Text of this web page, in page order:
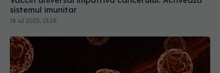
sistemul imunitar
18 iul 2025, 13:28